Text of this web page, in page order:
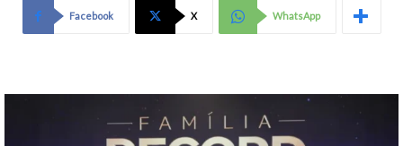
Facebook X WhatsApp